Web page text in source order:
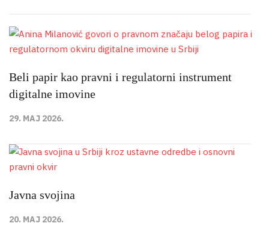
Beli papir kao pravni i regulatorni instrument
digitalne imovine
29. MAJ 2026.
Javna svojina
20. MAJ 2026.